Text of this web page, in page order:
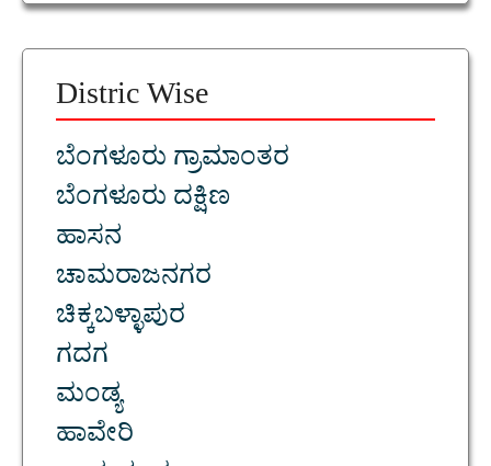
Distric Wise
ಬೆಂಗಳೂರು ಗ್ರಾಮಾಂತರ
ಬೆಂಗಳೂರು ದಕ್ಷಿಣ
ಹಾಸನ
ಚಾಮರಾಜನಗರ
ಚಿಕ್ಕಬಳ್ಳಾಪುರ
ಗದಗ
ಮಂಡ್ಯ
ಹಾವೇರಿ